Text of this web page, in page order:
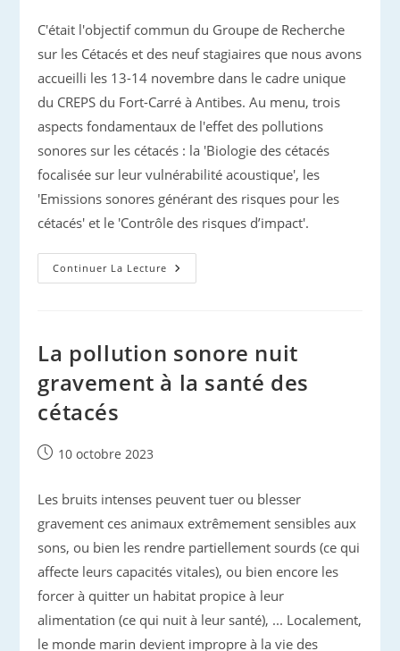
C'était l'objectif commun du Groupe de Recherche
sur les Cétacés et des neuf stagiaires que nous avons
accueilli les 13-14 novembre dans le cadre unique
du CREPS du Fort-Carré à Antibes. Au menu, trois
aspects fondamentaux de l'effet des pollutions
sonores sur les cétacés : la 'Biologie des cétacés
focalisée sur leur vulnérabilité acoustique', les
'Emissions sonores générant des risques pour les
cétacés' et le 'Contrôle des risques d’impact'.
Continuer La Lecture Pollutions
Sonores
La pollution sonore nuit
gravement à la santé des
cétacés
Publication
10 octobre 2023
Les bruits intenses peuvent tuer ou blesser
gravement ces animaux extrêmement sensibles aux
sons, ou bien les rendre partiellement sourds (ce qui
affecte leurs capacités vitales), ou bien encore les
forcer à quitter un habitat propice à leur
alimentation (ce qui nuit à leur santé), ... Localement,
le monde marin devient impropre à la vie des